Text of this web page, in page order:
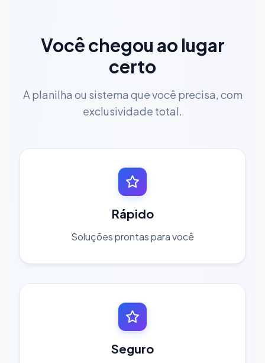
Você chegou ao lugar
certo
A planilha ou sistema que você precisa, com
exclusividade total.
Rápido
Soluções prontas para você
Seguro